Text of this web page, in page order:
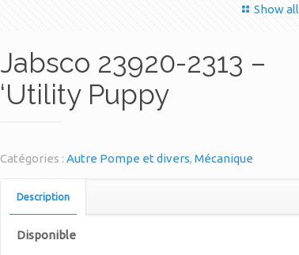
Show all
Jabsco 23920-2313 –
‘Utility Puppy
Catégories :Autre Pompe et divers,Mécanique
Description
Disponible